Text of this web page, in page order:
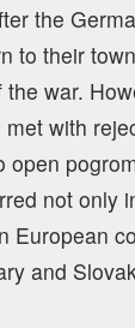
the
to their
war.
with
open
not only
European
and